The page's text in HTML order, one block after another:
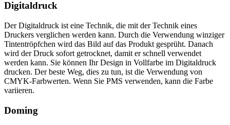
Digitaldruck
Der Digitaldruck ist eine Technik, die mit der Technik eines
Druckers verglichen werden kann. Durch die Verwendung winziger
Tintentröpfchen wird das Bild auf das Produkt gesprüht. Danach
wird der Druck sofort getrocknet, damit er schnell verwendet
werden kann. Sie können Ihr Design in Vollfarbe im Digitaldruck
drucken. Der beste Weg, dies zu tun, ist die Verwendung von
CMYK-Farbwerten. Wenn Sie PMS verwenden, kann die Farbe
variieren.
Doming